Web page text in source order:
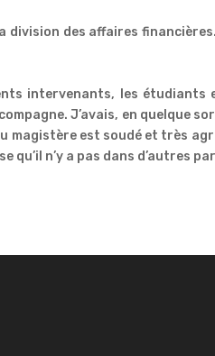
des affaires financières.
intervenants, les étudiants
J’avais, en quelque
magistère est soudé et très
n’y a pas dans d’autres